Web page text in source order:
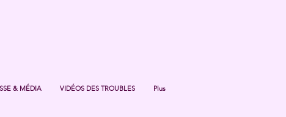
& MÉDIA VIDÉOS DES TROUBLES Plus